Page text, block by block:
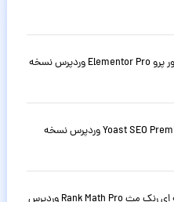
افزونه صفحه ساز المنتور پرو Elementor Pro وردپرس نسخه
افزونه فارسی سئو Yoast SEO Premium وردپرس نسخه